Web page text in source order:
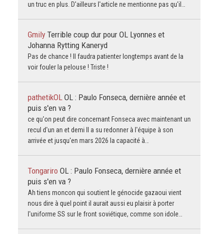
un truc en plus. D'ailleurs l'article ne mentionne pas qu'il…
Gmily Terrible coup dur pour OL Lyonnes et
Johanna Rytting Kaneryd
Pas de chance ! Il faudra patienter longtemps avant de la
voir fouler la pelouse ! Triste !
pathetikOL OL : Paulo Fonseca, dernière année et
puis s'en va ?
ce qu'on peut dire concernant Fonseca avec maintenant un
recul d'un an et demi Il a su redonner à l'équipe à son
arrivée et jusqu'en mars 2026 la capacité à…
Tongariro OL : Paulo Fonseca, dernière année et
puis s'en va ?
Ah tiens moncon qui soutient le génocide gazaoui vient
nous dire à quel point il aurait aussi eu plaisir à porter
l'uniforme SS sur le front soviétique, comme son idole…